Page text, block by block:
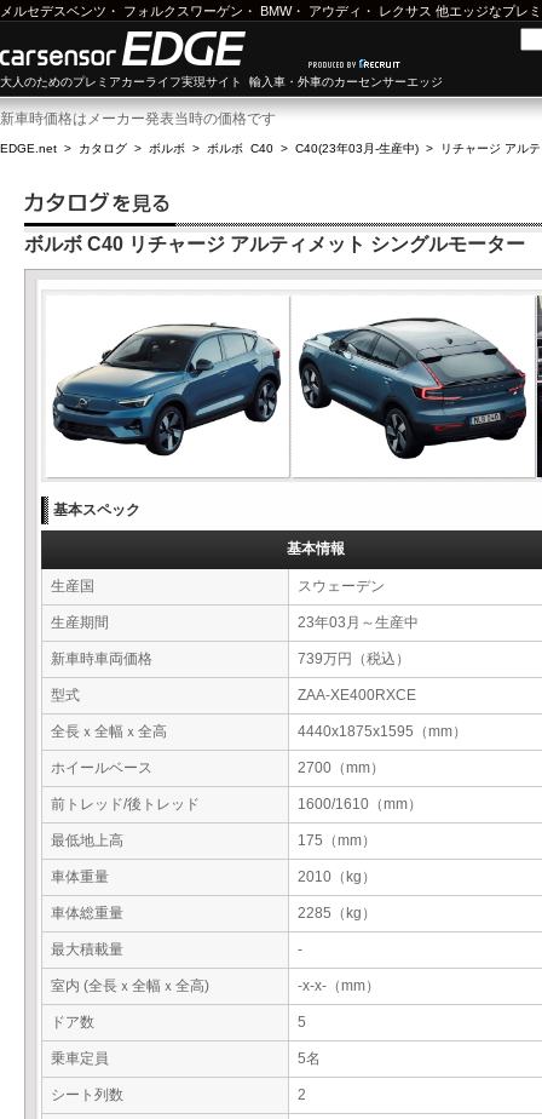
メルセデスベンツ ・ フォルクスワーゲン ・ BMW・ アウディ ・ レクサス 他エッジなプレ
大人のためのプレミアカーライフ実現サイト 輸入車・外車のカーセンサーエッジ
新車時価格はメーカー発表当時の価格です
EDGE.net > カタログ > ボルボ > ボルボ C40 > C40(23年03月-生産中) > リチャージ アル
ボルボ C40 リチャージ アルティメット シングルモーター
基本スペック
基本情報
生産国 スウェーデン
生産期間 23年03月～生産中
新車時車両価格 739万円（税込）
型式 ZAA-XE400RXCE
全長ｘ全幅ｘ全高 4440x1875x1595（mm）
ホイールベース 2700（mm）
前トレッド/後トレッド 1600/1610（mm）
最低地上高 175（mm）
車体重量 2010（kg）
車体総重量 2285（kg）
最大積載量 -
室内 (全長ｘ全幅ｘ全高) -x-x-（mm）
ドア数 5
乗車定員 5名
シート列数 2